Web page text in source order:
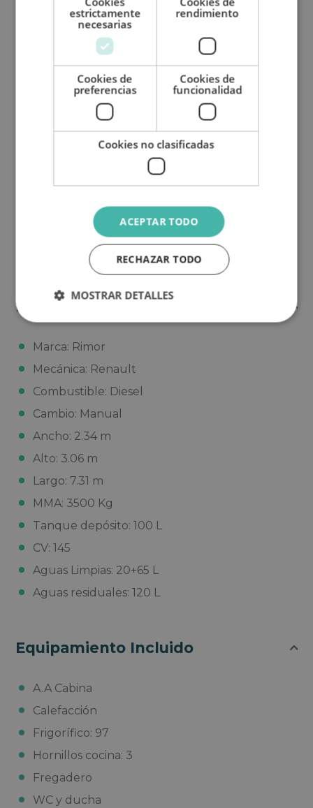
Cama matrimonio
transversal
Cama matrimonio
capuchina
Cama matrimonio
convertible
Datos técnicos
Marca: Rimor
Mecánica: Renault
Combustible: Diesel
Cambio: Manual
Ancho: 2.34 m
Alto: 3.06 m
Largo: 7.31 m
MMA: 3500 Kg
Tanque depósito: 100 L
CV: 145
Aguas Limpias: 20+65 L
Aguas residuales: 120 L
Equipamiento Incluido
A.A Cabina
Calefacción
Frigorífico: 97
Hornillos cocina: 3
Fregadero
WC y ducha
estrictamente
necesarias
rendimiento
Cookies de
preferencias
Cookies de
funcionalidad
Cookies no clasificadas
ACEPTAR TODO
RECHAZAR TODO
MOSTRAR DETALLES